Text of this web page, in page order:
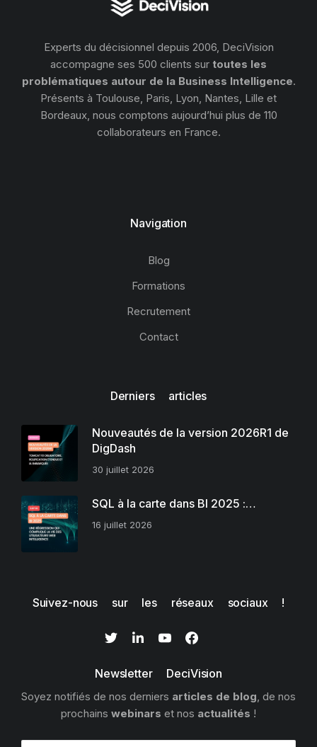
Experts du décisionnel depuis 2006, DeciVision
accompagne ses 500 clients sur toutes les
problématiques autour de la Business Intelligence.
Présents à Toulouse, Paris, Lyon, Nantes, Lille et
Bordeaux, nous comptons aujourd’hui plus de 110
collaborateurs en France.
Navigation
Blog
Formations
Recrutement
Contact
Derniers articles
Nouveautés de la version 2026R1 de
DigDash
30 juillet 2026
SQL à la carte dans BI 2025 :…
16 juillet 2026
Suivez-nous sur les réseaux sociaux !
Newsletter DeciVision
Soyez notifiés de nos derniers articles de blog, de nos
prochains webinars et nos actualités !